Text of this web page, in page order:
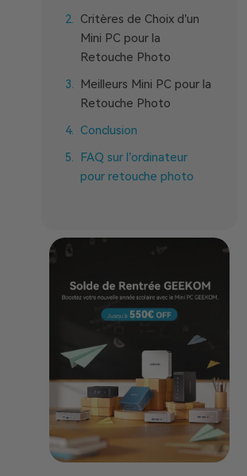
Critères de Choix d’un
Mini PC pour la
Retouche Photo
Meilleurs Mini PC pour la
Retouche Photo
Conclusion
FAQ sur l’ordinateur
pour retouche photo